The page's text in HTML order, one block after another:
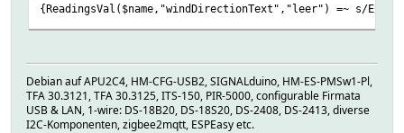
{ReadingsVal($name,"windDirectionText","leer") =~ s/E/O/
Debian auf APU2C4, HM-CFG-USB2, SIGNALduino, HM-ES-PMSw1-Pl,
TFA 30.3121, TFA 30.3125, ITS-150, PIR-5000, configurable Firmata
USB & LAN, 1-wire: DS-18B20, DS-18S20, DS-2408, DS-2413, diverse
I2C-Komponenten, zigbee2mqtt, ESPEasy etc.